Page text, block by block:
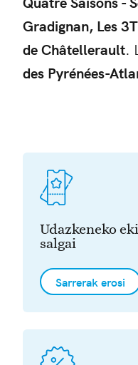
Gradignan, Les
de Châtellerault.
des Pyrénées-
Udazkeneko
salgai
Sarrerak erosi